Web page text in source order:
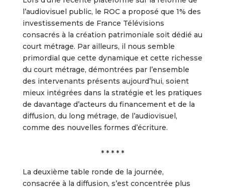
l’audiovisuel public, le ROC a proposé que 1% des
investissements de France Télévisions
consacrés à la création patrimoniale soit dédié au
court métrage. Par ailleurs, il nous semble
primordial que cette dynamique et cette richesse
du court métrage, démontrées par l’ensemble
des intervenants présents aujourd’hui, soient
mieux intégrées dans la stratégie et les pratiques
de davantage d’acteurs du financement et de la
diffusion, du long métrage, de l’audiovisuel,
comme des nouvelles formes d’écriture.
* * * * *
La deuxième table ronde de la journée,
consacrée à la diffusion, s’est concentrée plus